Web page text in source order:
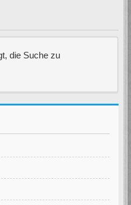
die Suche zu